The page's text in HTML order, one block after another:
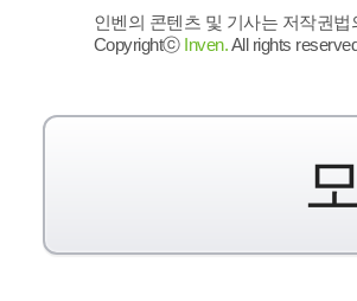
인벤의 콘텐츠 및 기사는 저작권
Copyrightⓒ Inven.All rights